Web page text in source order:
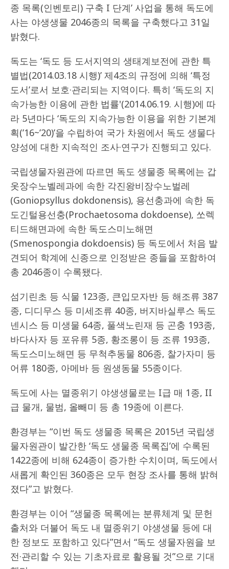
종 목록(인벤토리) 구축 I 단계’ 사업을 통해 독도에
사는 야생생물 2046종의 목록을 구축했다고 31일
밝혔다.
독도는 ‘독도 등 도서지역의 생태계보전에 관한 특
별법(2014.03.18 시행)’ 제4조의 규정에 의해 ‘특정
도서’로서 보호·관리되는 지역이다. 특히 ‘독도의 지
속가능한 이용에 관한 법률'(2014.06.19. 시행)에 따
라 5년마다 ‘독도의 지속가능한 이용을 위한 기본계
획(’16~’20)’을 수립하여 국가 차원에서 독도 생물다
양성에 대한 지속적인 조사·연구가 진행되고 있다.
국립생물자원관에 따르면 독도 생물종 목록에는 갑
옷장수노벨레과에 속한 각진왕비장수노벌레
(Goniopsyllus dokdonensis), 용선충과에 속한 독
도긴털용선충(Prochaetosoma dokdoense), 쏘렉
티드해면과에 속한 독도스미노해면
(Smenospongia dokdoensis) 등 독도에서 처음 발
견되어 학계에 신종으로 인정받은 종들을 포함하여
총 2046종이 수록됐다.
섬기린초 등 식물 123종, 큰입모자반 등 해조류 387
종, 디디무스 등 미세조류 40종, 버지바실루스 독도
넨시스 등 미생물 64종, 풀색노린재 등 곤충 193종,
바다사자 등 포유류 5종, 황조롱이 등 조류 193종,
독도스미노해면 등 무척추동물 806종, 찰가자미 등
어류 180종, 아메바 등 원생동물 55종이다.
독도에 사는 멸종위기 야생생물로는 I급 매 1종, II
급 물개, 물범, 올빼미 등 총 19종에 이른다.
환경부는 “이번 독도 생물종 목록은 2015년 국립생
물자원관이 발간한 ‘독도 생물종 목록집’에 수록된
1422종에 비해 624종이 증가한 수치이며, 독도에서
새롭게 확인된 360종은 모두 현장 조사를 통해 밝혀
졌다”고 밝혔다.
환경부는 이어 “생물종 목록에는 분류체계 및 문헌
출처와 더불어 독도 내 멸종위기 야생생물 등에 대
한 정보도 포함하고 있다”면서 “독도 생물자원을 보
전·관리할 수 있는 기초자료로 활용될 것”으로 기대